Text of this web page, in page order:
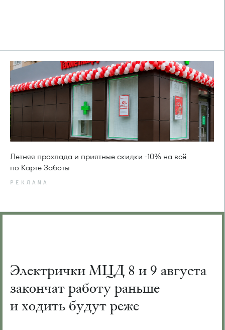
Летняя прохлада и приятные скидки -10% на всё
по Карте Заботы
РЕКЛАМА
Электрички МЦД 8 и 9 августа
закончат работу раньше
и ходить будут реже